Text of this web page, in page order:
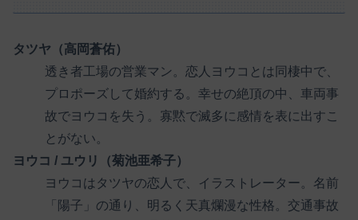
タツヤ（高岡蒼佑）
透き者工場の営業マン。恋人ヨウコとは同棲中で、
プロポーズして婚約する。幸せの絶頂の中、車両事
故でヨウコを失う。寡黙で滅多に感情を表に出すこ
とがない。
ヨウコ / ユウリ（菊池亜希子）
ヨウコはタツヤの恋人で、イラストレーター。名前
「陽子」の通り、明るく天真爛漫な性格。交通事故